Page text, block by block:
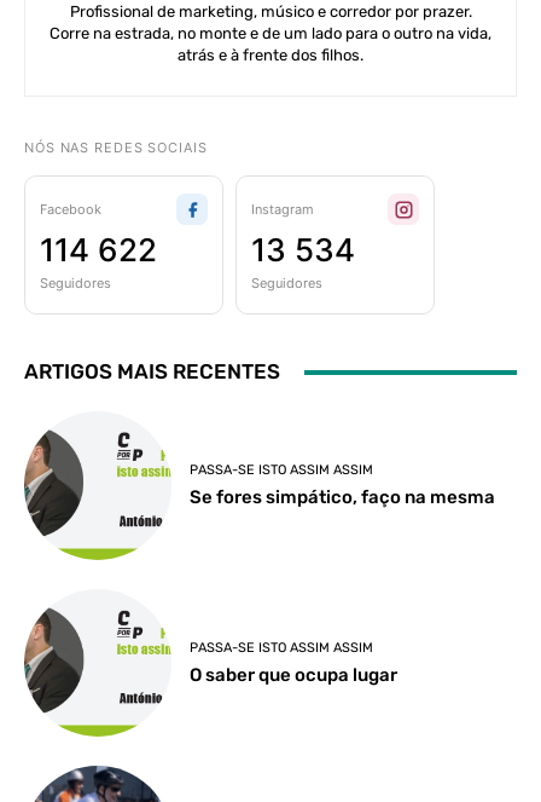
Profissional de marketing, músico e corredor por prazer.
Corre na estrada, no monte e de um lado para o outro na vida,
atrás e à frente dos filhos.
NÓS NAS REDES SOCIAIS
Facebook
114 622
Seguidores
Instagram
13 534
Seguidores
ARTIGOS MAIS RECENTES
PASSA-SE ISTO ASSIM ASSIM
Se fores simpático, faço na mesma
PASSA-SE ISTO ASSIM ASSIM
O saber que ocupa lugar